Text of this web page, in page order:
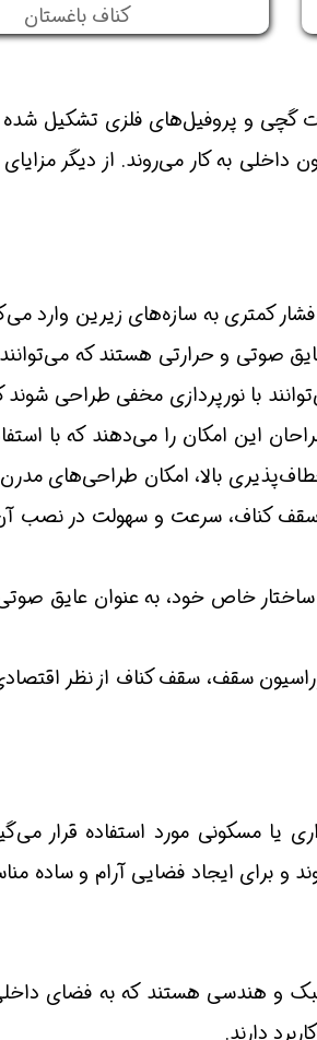
و پروفیل‌های فلزی تشکیل
داخلی به کار می‌روند. از دیگر
کمتری به سازه‌های زیرین وارد
و حرارتی هستند که می‌توانند
با نورپردازی مخفی طراحی
این امکان را می‌دهند که با
بالا، امکان طراحی‌های
سقف کناف، سرعت و سهولت در نصب
خاص خود، به عنوان عایق
سقف، سقف کناف از نظر
یا مسکونی مورد استفاده
و برای ایجاد فضایی آرام و ساده
و هندسی هستند که به فضای
دارند.
کناف باغستان